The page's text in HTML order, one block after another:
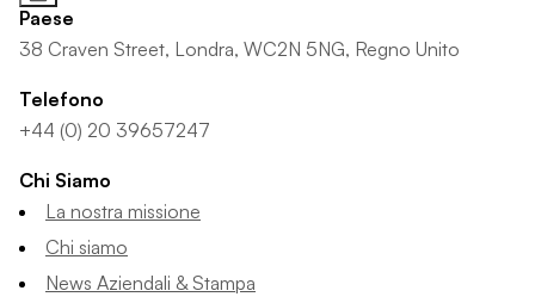
Paese
38 Craven Street, Londra, WC2N 5NG, Regno Unito
Telefono
+44 (0) 20 39657247
Chi Siamo
La nostra missione
Chi siamo
News Aziendali & Stampa